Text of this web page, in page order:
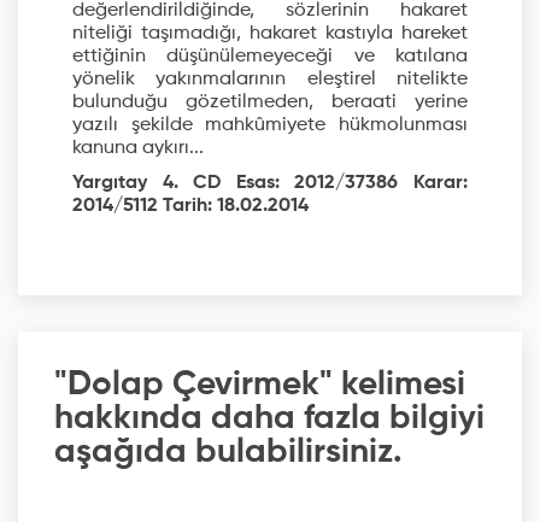
değerlendirildiğinde, sözlerinin hakaret
niteliği taşımadığı, hakaret kastıyla hareket
ettiğinin düşünülemeyeceği ve katılana
yönelik yakınmalarının eleştirel nitelikte
bulunduğu gözetilmeden, beraati yerine
yazılı şekilde mahkûmiyete hükmolunması
kanuna aykırı...
Yargıtay 4. CD Esas: 2012/37386 Karar:
2014/5112 Tarih: 18.02.2014
"Dolap Çevirmek" kelimesi
hakkında daha fazla bilgiyi
aşağıda bulabilirsiniz.